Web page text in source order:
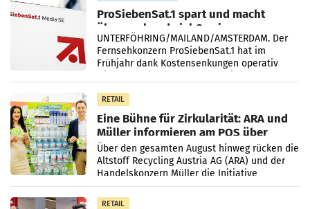
ProSiebenSat.1 spart und macht
überraschend viel Gewinn
UNTERFÖHRING/MAILAND/AMSTERDAM. Der
Fernsehkonzern ProSiebenSat.1 hat im
Frühjahr dank Kostensenkungen operativ
RETAIL
Eine Bühne für Zirkularität: ARA und
Müller informieren am POS über
Kreislauffähigkeit
Über den gesamten August hinweg rücken die
Altstoff Recycling Austria AG (ARA) und der
Handelskonzern Müller die Initiative
„Kreislauf-Helden“ in allen österreichischen
Müller-Filialen
RETAIL